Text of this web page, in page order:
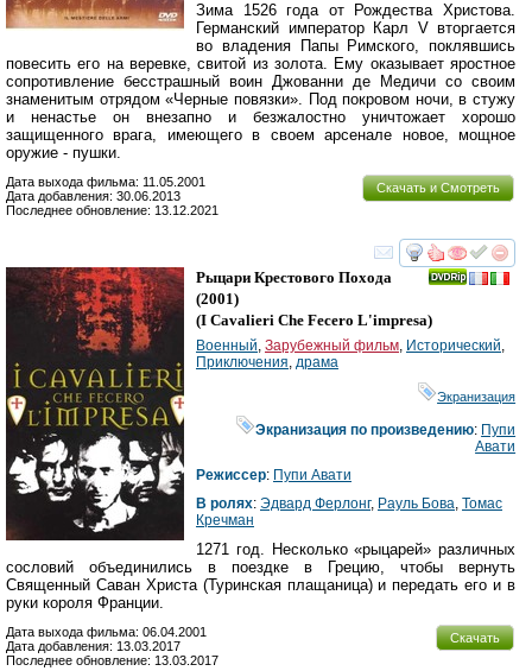
Зима 1526 года от Рождества Христова.
Германский император Карл V вторгается
во владения Папы Римского, поклявшись
повесить его на веревке, свитой из золота. Ему оказывает яростное
сопротивление бесстрашный воин Джованни де Медичи со своим
знаменитым отрядом «Черные повязки». Под покровом ночи, в стужу
и ненастье он внезапно и безжалостно уничтожает хорошо
защищенного врага, имеющего в своем арсенале новое, мощное
оружие - пушки.
Скачать и Смотреть
Дата выхода фильма: 11.05.2001
Дата добавления: 30.06.2013
Последнее обновление: 13.12.2021
смотреть
Рыцари Крестового Похода
(2001)
(I Cavalieri Che Fecero L'impresa)
Военный, Зарубежный фильм, Исторический,
Приключения, драма
Экранизация
Экранизация по произведению: Пупи
Авати
Режиссер: Пупи Авати
В ролях: Эдвард Ферлонг, Рауль Бова, Томас
Кречман
1271 год. Несколько «рыцарей» различных
сословий объединились в поездке в Грецию, чтобы вернуть
Священный Саван Христа (Туринская плащаница) и передать его и в
руки короля Франции.
Скачать
Дата выхода фильма: 06.04.2001
Дата добавления: 13.03.2017
Последнее обновление: 13.03.2017